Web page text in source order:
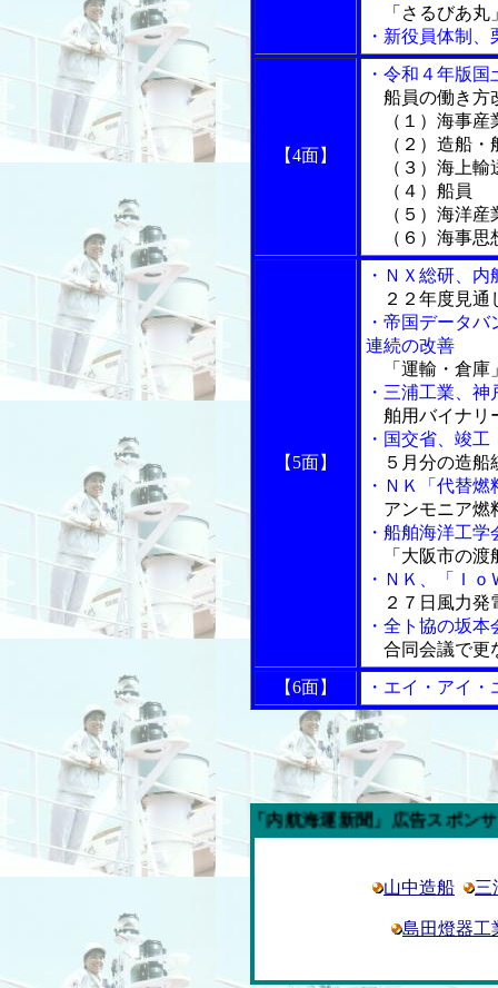
「さるびあ丸
・新役員体制
【4面】
・令和４年版
船員の働き方
（１）海事産
（２）造船・
（３）海上輸
（４）船員
（５）海洋産
（６）海事思
【5面】
・ＮＸ総研、
２２年度見通
・帝国データ
連続の改善
「運輸・倉庫
・三浦工業、
舶用バイナリ
・国交省、竣
５月分の造船
・ＮＫ「代替
アンモニア燃
・船舶海洋工
「大阪市の渡
・ＮＫ、「Ｉ
２７日風力発
・全ト協の坂
合同会議で更
【6面】
・エイ・アイ
今週の「内航海運新聞」広告スポンサー企業
山中造船 三
島田燈器工